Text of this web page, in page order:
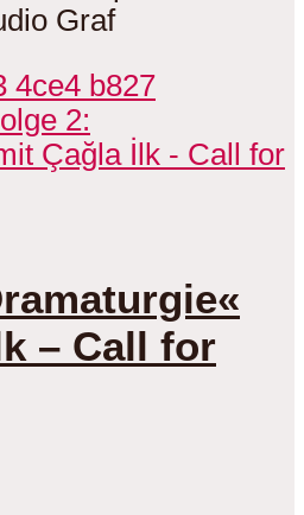
Graf
– Call for